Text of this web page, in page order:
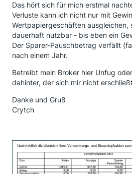
Das hört sich für mich erstmal
Verluste kann ich nicht nur mit
Wertpapiergeschäften ausgleichen,
dauerhaft nutzbar - bis eben ein
Der Sparer-Pauschbetrag verfällt
nach einem Jahr.
Betreibt mein Broker hier Unfug
dahinter, der sich mir nicht
Danke und Gruß
Crytch